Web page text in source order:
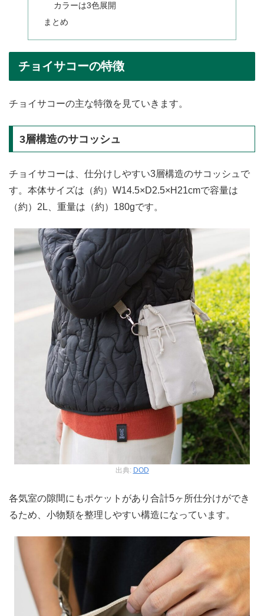
カラーは3色展開
まとめ
チョイサコーの特徴
チョイサコーの主な特徴を見ていきます。
3層構造のサコッシュ
チョイサコーは、仕分けしやすい3層構造のサコッシュで
す。本体サイズは（約）W14.5×D2.5×H21cmで容量は
（約）2L、重量は（約）180gです。
出典: DOD
各気室の隙間にもポケットがあり合計5ヶ所仕分けができ
るため、小物類を整理しやすい構造になっています。